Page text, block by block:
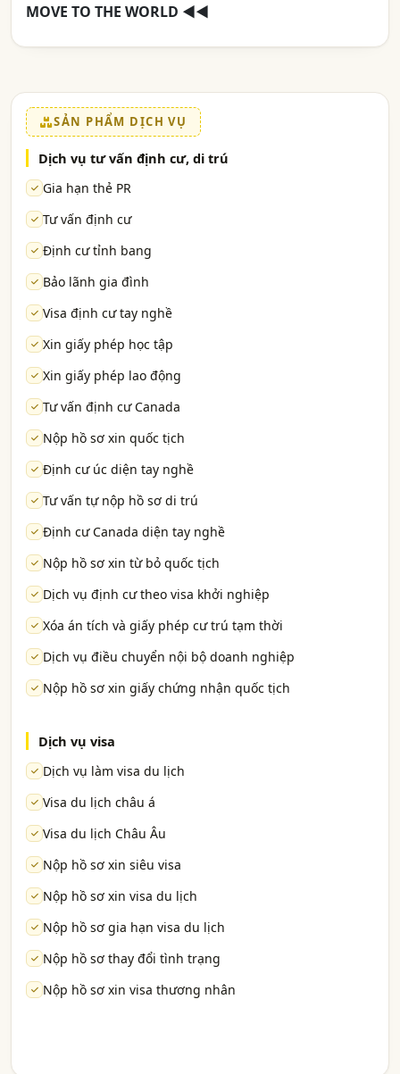
MOVE TO THE WORLD ◄◄
SẢN PHẨM DỊCH VỤ
Dịch vụ tư vấn định cư, di trú
Gia hạn thẻ PR
Tư vấn định cư
Định cư tỉnh bang
Bảo lãnh gia đình
Visa định cư tay nghề
Xin giấy phép học tập
Xin giấy phép lao động
Tư vấn định cư Canada
Nộp hồ sơ xin quốc tịch
Định cư úc diện tay nghề
Tư vấn tự nộp hồ sơ di trú
Định cư Canada diện tay nghề
Nộp hồ sơ xin từ bỏ quốc tịch
Dịch vụ định cư theo visa khởi nghiệp
Xóa án tích và giấy phép cư trú tạm thời
Dịch vụ điều chuyển nội bộ doanh nghiệp
Nộp hồ sơ xin giấy chứng nhận quốc tịch
Dịch vụ visa
Dịch vụ làm visa du lịch
Visa du lịch châu á
Visa du lịch Châu Âu
Nộp hồ sơ xin siêu visa
Nộp hồ sơ xin visa du lịch
Nộp hồ sơ gia hạn visa du lịch
Nộp hồ sơ thay đổi tình trạng
Nộp hồ sơ xin visa thương nhân